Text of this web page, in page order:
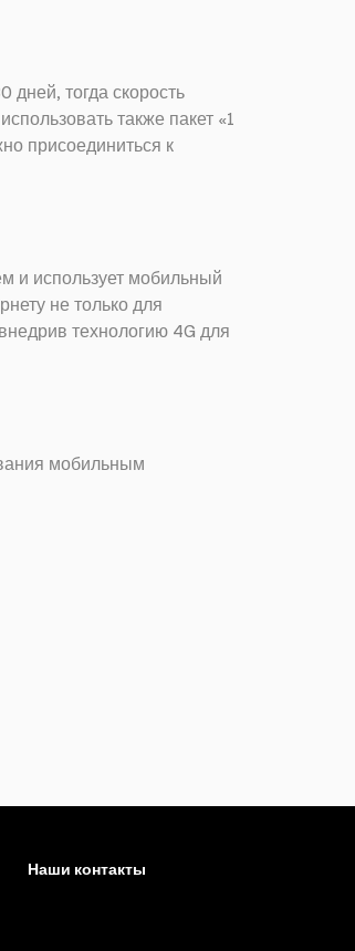
дней, тогда скорость
также пакет «1
присоединиться к
и использует мобильный
не только для
технологию 4G для
мобильным
Наши контакты